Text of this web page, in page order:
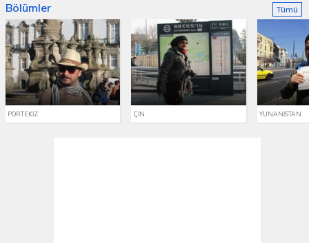
Bölümler
PORTEKİZ ÇİN YUNANİSTAN
Tümü